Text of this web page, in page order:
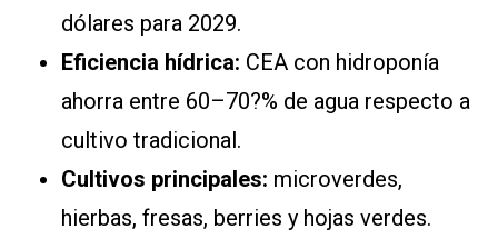
dólares para 2029.
Eficiencia hídrica: CEA con hidroponía
ahorra entre 60–70?% de agua respecto a
cultivo tradicional.
Cultivos principales: microverdes,
hierbas, fresas, berries y hojas verdes.